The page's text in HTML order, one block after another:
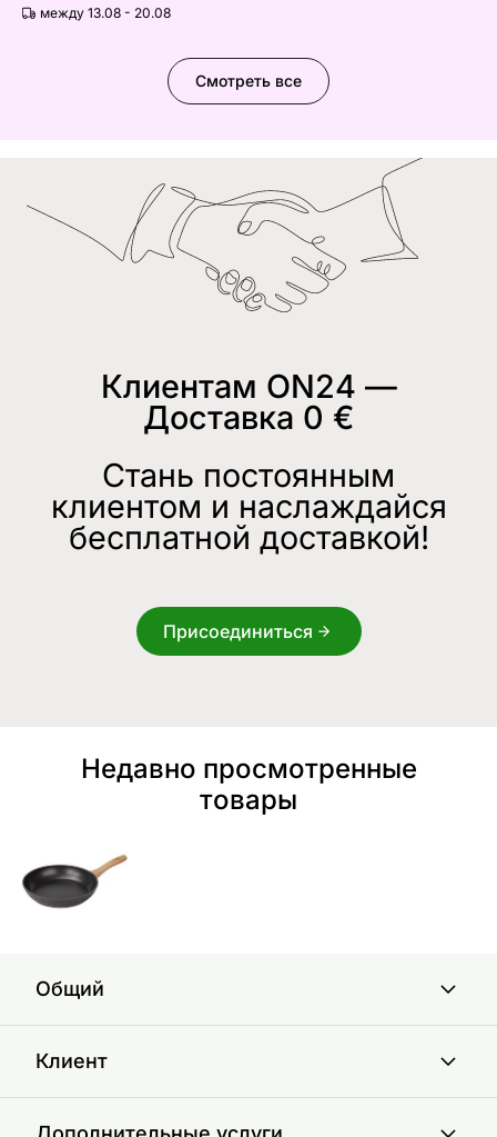
между 13.08 - 20.08
Смотреть все
Клиентам ON24 —
Доставка 0 €
Стань постоянным
клиентом и наслаждайся
бесплатной доставкой!
Присоединиться
Недавно просмотренные
товары
Общий
Клиент